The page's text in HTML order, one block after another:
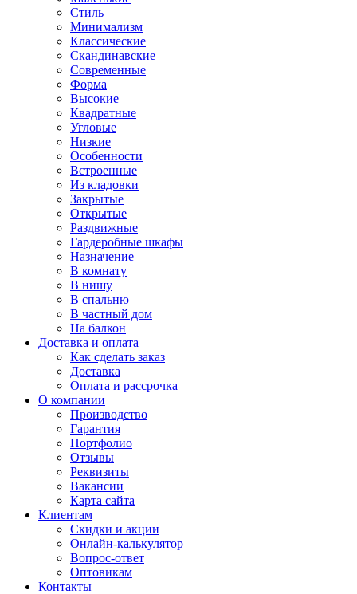
Стиль
Минимализм
Классические
Скандинавские
Современные
Форма
Высокие
Квадратные
Угловые
Низкие
Особенности
Встроенные
Из кладовки
Закрытые
Открытые
Раздвижные
Гардеробные шкафы
Назначение
В комнату
В нишу
В спальню
В частный дом
На балкон
Доставка и оплата
Как сделать заказ
Доставка
Оплата и рассрочка
О компании
Производство
Гарантия
Портфолио
Отзывы
Реквизиты
Вакансии
Карта сайта
Клиентам
Скидки и акции
Онлайн-калькулятор
Вопрос-ответ
Оптовикам
Контакты